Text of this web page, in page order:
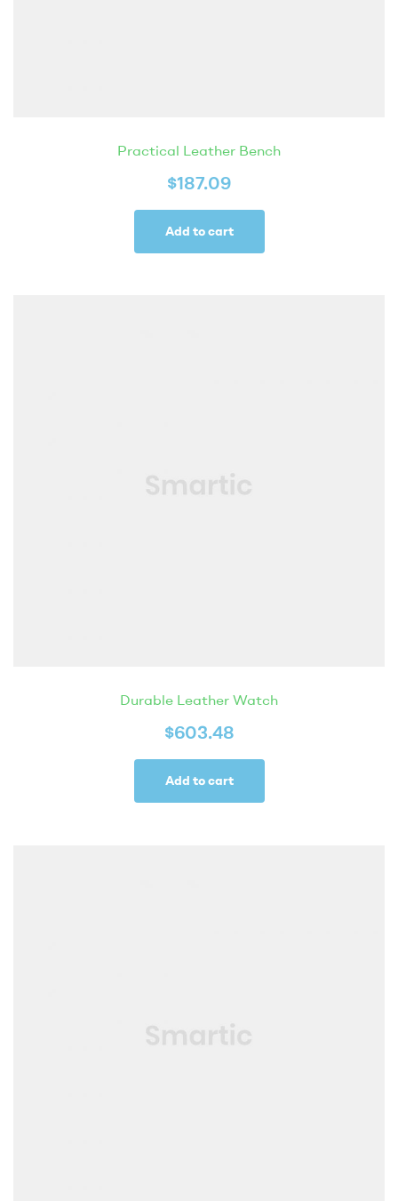
Practical Leather Bench
$187.09
Add to cart
Durable Leather Watch
$603.48
Add to cart